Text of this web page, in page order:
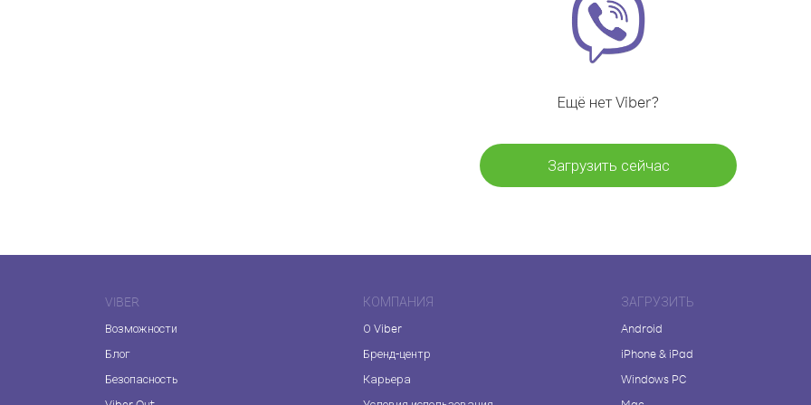
Ещё нет Viber?
Загрузить сейчас
VIBER
Возможности
Блог
Безопасность
КОМПАНИЯ
О Viber
Бренд-центр
Карьера
ЗАГРУЗИТЬ
Android
iPhone & iPad
Windows PC